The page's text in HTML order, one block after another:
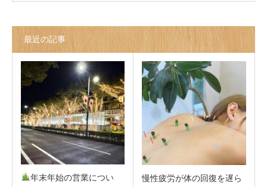
最近の記事
年末年始の営業につい
慢性疲労が体の回復を遅ら